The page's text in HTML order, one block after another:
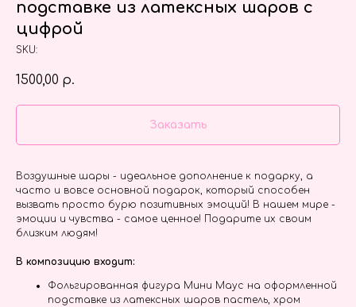
подставке из латексных шаров с
цифрой
SKU:
1500,00 р.
Заказать
Воздушные шары - идеальное дополнение к подарку, а
часто и вовсе основной подарок, который способен
вызвать просто бурю позитивных эмоций! В нашем мире -
эмоции и чувства - самое ценное! Подарите их своим
близким людям!
В композицию входит:
Фольгированная фигура Мини Маус на оформленной
подставке из латексных шаров пастель, хром